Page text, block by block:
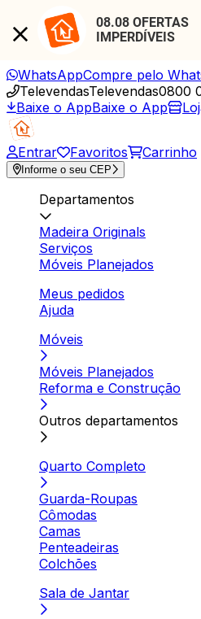
08.08 OFERTAS
IMPERDÍVEIS
WhatsAppCompre pelo
TelevendasTelevendas0800
Baixe o AppBaixe o App
Entrar Favoritos Carrinho
Informe o seu CEP
Departamentos
Madeira Originals
Serviços
Móveis Planejados
Meus pedidos
Ajuda
Móveis
Móveis Planejados
Reforma e Construção
Outros departamentos
Quarto Completo
Guarda-Roupas
Cômodas
Camas
Penteadeiras
Colchões
Sala de Jantar